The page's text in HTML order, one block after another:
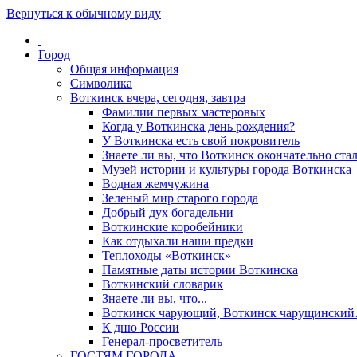
Вернуться к обычному виду
Город
Общая информация
Символика
Воткинск вчера, сегодня, завтра
Фамилии первых мастеровых
Когда у Воткинска день рождения?
У Воткинска есть свой покровитель
Знаете ли вы, что Воткинск окончательно
Музей истории и культуры города Воткинска
Водная жемчужина
Зеленый мир старого города
Добрый дух богадельни
Воткинские коробейники
Как отдыхали наши предки
Теплоходы «Воткинск»
Памятные даты истории Воткинска
Воткинский словарик
Знаете ли вы, что...
Воткинск чарующий, Воткинск
К дню России
Генерал-просветитель